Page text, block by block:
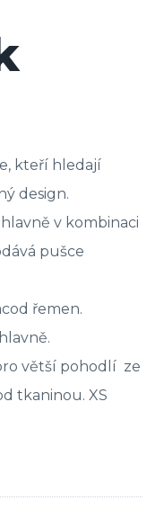
kteří hledají
design.
v kombinaci
pušce
řemen.
větší pohodlí ze
tkaninou. XS